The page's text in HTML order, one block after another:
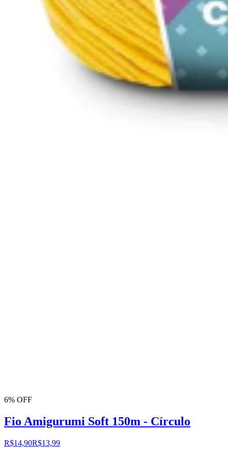
6% OFF
Fio Amigurumi Soft 150m - Círculo
R$14,90R$13,99